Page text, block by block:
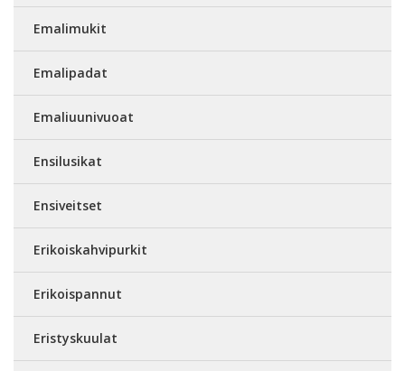
Emalimukit
Emalipadat
Emaliuunivuoat
Ensilusikat
Ensiveitset
Erikoiskahvipurkit
Erikoispannut
Eristyskuulat